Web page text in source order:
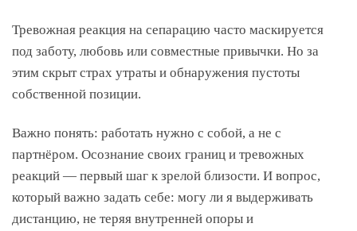
Тревожная реакция на сепарацию часто маскируется
под заботу, любовь или совместные привычки. Но за
этим скрыт страх утраты и обнаружения пустоты
собственной позиции.
Важно понять: работать нужно с собой, а не с
партнёром. Осознание своих границ и тревожных
реакций — первый шаг к зрелой близости. И вопрос,
который важно задать себе: могу ли я выдерживать
дистанцию, не теряя внутренней опоры и